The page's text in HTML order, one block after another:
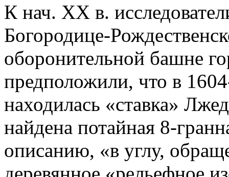
К нач. XX в.
Богородице-
оборонительной башне
предположили, что в
находилась «ставка»
найдена потайная 8-
описанию, «в углу,